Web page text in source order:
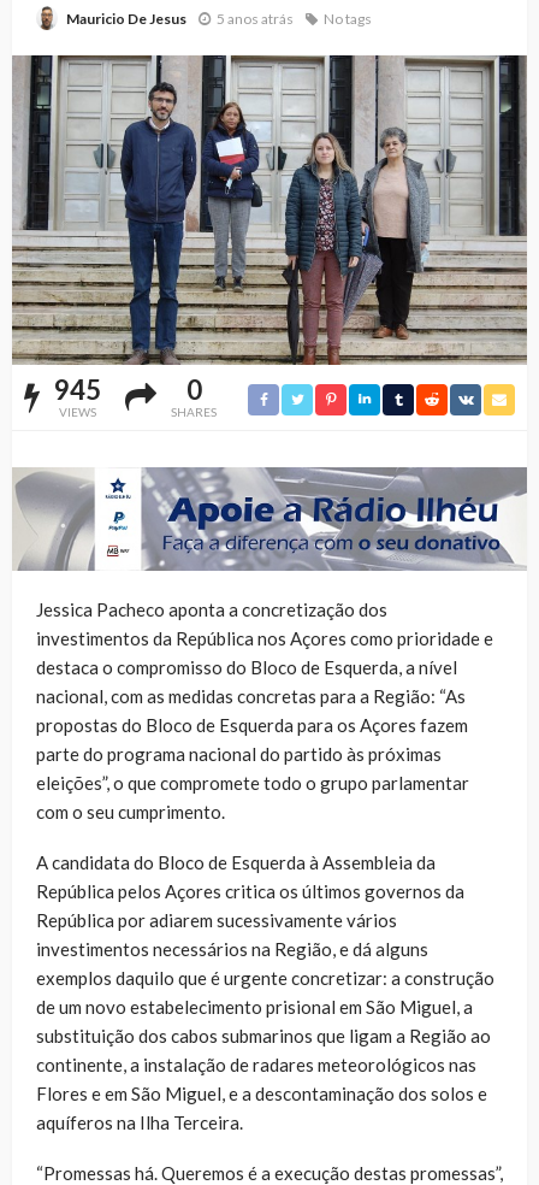
Mauricio De Jesus 5 anos atrás No tags
945
VIEWS
0
SHARES
Jessica Pacheco aponta a concretização dos
investimentos da República nos Açores como prioridade e
destaca o compromisso do Bloco de Esquerda, a nível
nacional, com as medidas concretas para a Região: “As
propostas do Bloco de Esquerda para os Açores fazem
parte do programa nacional do partido às próximas
eleições”, o que compromete todo o grupo parlamentar
com o seu cumprimento.
A candidata do Bloco de Esquerda à Assembleia da
República pelos Açores critica os últimos governos da
República por adiarem sucessivamente vários
investimentos necessários na Região, e dá alguns
exemplos daquilo que é urgente concretizar: a construção
de um novo estabelecimento prisional em São Miguel, a
substituição dos cabos submarinos que ligam a Região ao
continente, a instalação de radares meteorológicos nas
Flores e em São Miguel, e a descontaminação dos solos e
aquíferos na Ilha Terceira.
“Promessas há. Queremos é a execução destas promessas”,